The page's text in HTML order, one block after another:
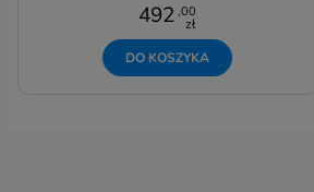
492 ,00
zł
DO KOSZYKA